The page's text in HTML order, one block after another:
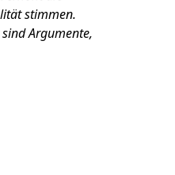
stimmen.
Argumente,